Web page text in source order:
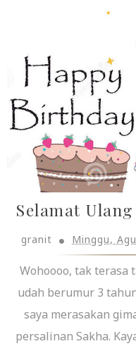
Selamat
granit Minggu,
Wohoooo, tak terasa
udah berumur 3
saya merasakan
persalinan Sakha.